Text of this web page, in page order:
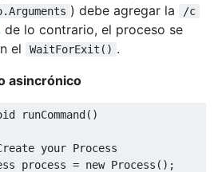
) debe agregar la /c
de lo contrario, el proceso se
el
WaitForExit() .
asincrónico
runCommand()
your Process
process = new Process ();